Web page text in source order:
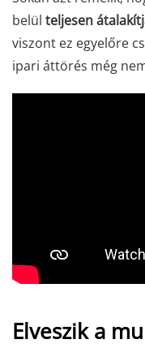
belül teljesen
viszont ez egyelőre
ipari áttörés még
Elveszik a